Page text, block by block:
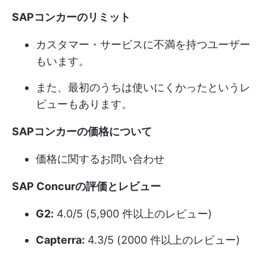
SAPコンカーのリミット
カスタマー・サービスに不満を持つユーザー
もいます。
また、最初のうちは使いにくかったというレ
ビューもあります。
SAPコンカーの価格について
価格に関するお問い合わせ
SAP Concurの評価とレビュー
G2: 4.0/5 (5,900 件以上のレビュー)
Capterra: 4.3/5 (2000 件以上のレビュー)